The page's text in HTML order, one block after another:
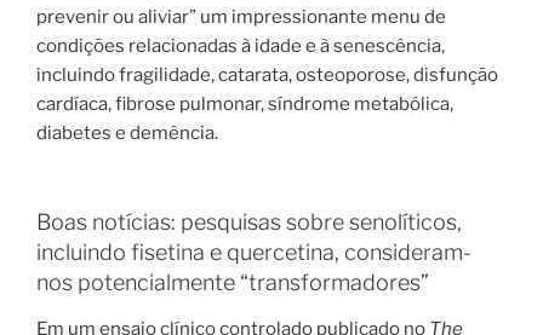
prevenir ou aliviar” um impressionante menu de
condições relacionadas à idade e à senescência,
incluindo fragilidade, catarata, osteoporose, disfunção
cardíaca, fibrose pulmonar, síndrome metabólica,
diabetes e demência.
Boas notícias: pesquisas sobre senolíticos,
incluindo fisetina e quercetina, consideram-
nos potencialmente “transformadores”
Em um ensaio clínico controlado publicado no The